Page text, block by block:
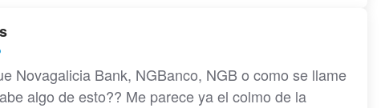
Novagalicia Bank, NGBanco, NGB o como se llame
algo de esto?? Me parece ya el colmo de la